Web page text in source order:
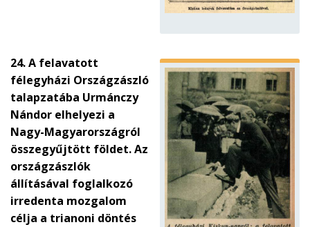
24. A felavatott
félegyházi Országzászló
talapzatába Urmánczy
Nándor elhelyezi a
Nagy-Magyarországról
összegyűjtött földet. Az
országzászlók
állításával foglalkozó
irredenta mozgalom
célja a trianoni döntés